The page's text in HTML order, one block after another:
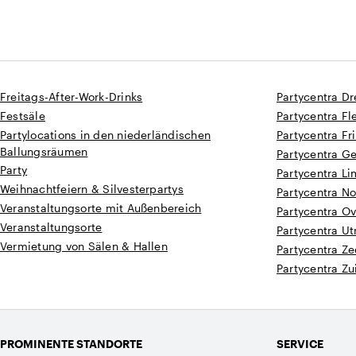
Freitags-After-Work-Drinks
Festsäle
Partylocations in den niederländischen
Ballungsräumen
Party
Weihnachtfeiern & Silvesterpartys
Veranstaltungsorte mit Außenbereich
Veranstaltungsorte
Vermietung von Sälen & Hallen
Partycentra
Partycentra
Partycentra
Partycentra
Partycentra
Partycentra
Partycentra
Partycentra
Partycentra
Partycentra
PROMINENTE STANDORTE
SERVICE